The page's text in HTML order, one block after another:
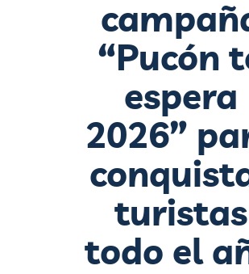
“Pucón
espera
2026”
turistas
todo el